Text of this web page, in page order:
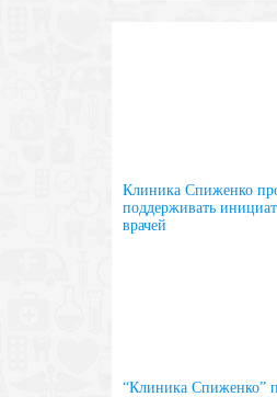
Клиника Спиженко
поддерживать
врачей
“Клиника Спиженко”